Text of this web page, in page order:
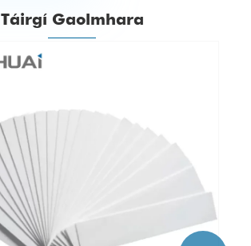
Táirgí Gaolmhara